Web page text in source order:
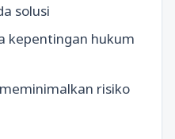
solusi
kepentingan hukum
risiko